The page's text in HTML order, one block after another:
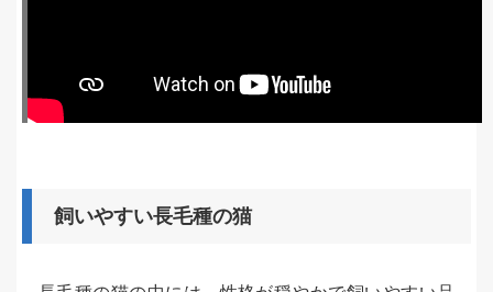
飼いやすい長毛種の猫